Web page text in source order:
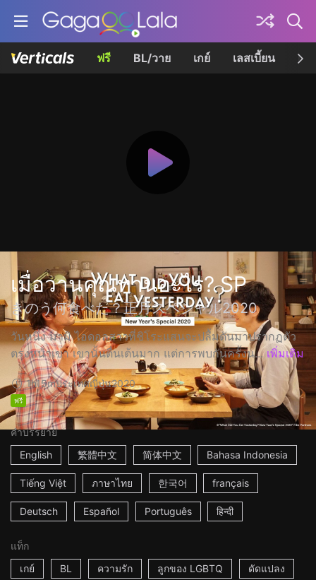
ฟรี BL/วาย เกย์ เลสเบี้ยน เค
เมื่อวานคุณทานอะไร? SP
きのう何食べた？正月スペシャル2020
วันหนึ่ง มามิ ไอดอลสาวที่ชิโระแสนจะปลื้มดันมาปรากฏตัว
ตรงหน้าเขา เขานั้นตื่นเต้นมาก แต่การพบกันครั้งน... เพิ่มเติม
1h15mประเทศญี่ปุ่น2020
ฟรี
คำบรรยาย
English
繁體中文 简体中文 Bahasa Indonesia
Tiếng Việt ภาษาไทย 한국어 français
Deutsch Español Português हिन्दी
แท็ก
เกย์
BL ความรัก ลูกของ LGBTQ ดัดแปลง